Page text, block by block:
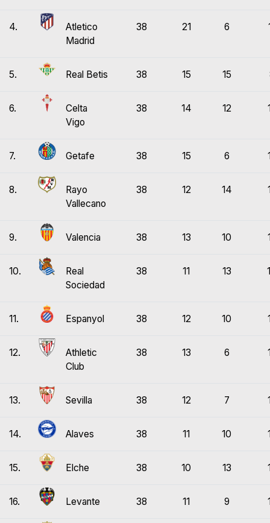
4.
Atletico
Madrid
38 21 6
5. Real Betis 38 15 15
6.
Celta
Vigo
38 14 12
7. Getafe 38 15 6
8.
Rayo
Vallecano
38 12 14
9. Valencia 38 13 10
10.
Real
Sociedad
38 11 13
11. Espanyol 38 12 10
12.
Athletic
Club
38 13 6
13. Sevilla 38 12 7
14. Alaves 38 11 10
15. Elche 38 10 13
16. Levante 38 11 9